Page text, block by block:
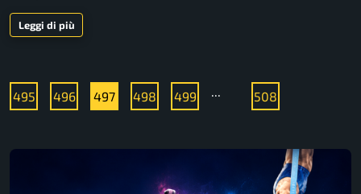
Leggi di più
495 496 497 498 499 ... 508